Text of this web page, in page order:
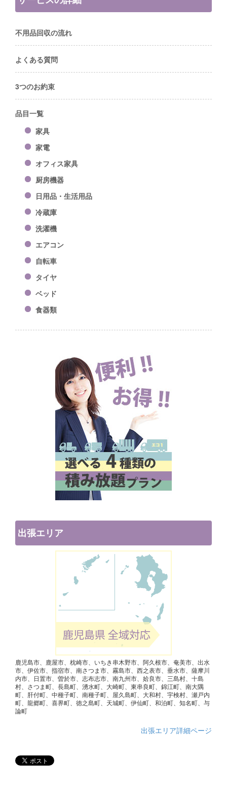
不用品回収の流れ
よくある質問
3つのお約束
品目一覧
家具
家電
オフィス家具
厨房機器
日用品・生活用品
冷蔵庫
洗濯機
エアコン
自転車
タイヤ
ベッド
食器類
出張エリア
鹿児島市、鹿屋市、枕崎市、いちき串木野市、阿久根市、奄美市、出水
市、伊佐市、指宿市、南さつま市、霧島市、西之表市、垂水市、薩摩川
内市、日置市、曽於市、志布志市、南九州市、姶良市、三島村、十島
村、さつま町、長島町、湧水町、大崎町、東串良町、錦江町、南大隅
町、肝付町、中種子町、南種子町、屋久島町、大和村、宇検村、瀬戸内
町、龍郷町、喜界町、徳之島町、天城町、伊仙町、和泊町、知名町、与
論町
出張エリア詳細ページ